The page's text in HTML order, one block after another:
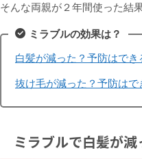
そんな両親が２年間使った結
ミラブルの効果は？
白髪が減った？予防はでき
抜け毛が減った？予防はで
ミラブルで白髪が